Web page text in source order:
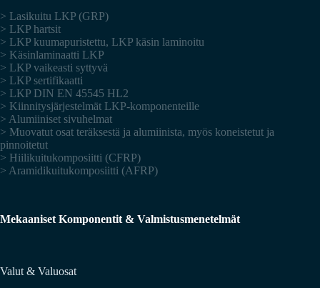
> Lasikuitu LKP (GRP)
> LKP hartsit
> LKP kuumapuristettu, LKP käsin laminoitu
> Käsinlaminaatti LKP
> LKP vaikeasti syttyvä
> LKP sertifikaatti
> LKP DIN EN 45545 HL2
> Kiinnitysjärjestelmät LKP-komponenteille
> Alumiiniset sivuhelmat
> Muovatut osat teräksestä ja alumiinista, myös koneistetut ja
pinnoitetut
> Hiilikuitukomposiitti (CFRP)
> Aramidikuitukomposiitti (AFRP)
Mekaaniset Komponentit & Valmistusmenetelmät
Valut & Valuosat